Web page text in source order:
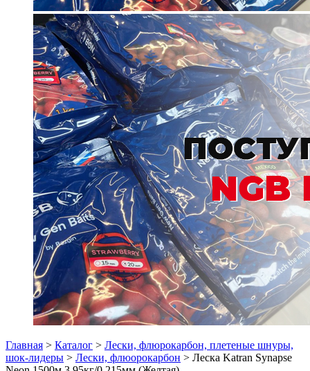
Главная > Каталог > Лески, флюрокарбон, плетеные шнуры,
шок-лидеры > Лески, флюорокарбон > Леска Katran Synapse